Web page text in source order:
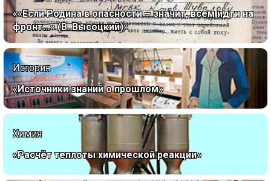
««Если Родина в опасности – значит, всем идти на
фронт…» (В. Высоцкий)»
История
«Источники знаний о прошлом»
Химия
«Расчёт теплоты химической реакции»